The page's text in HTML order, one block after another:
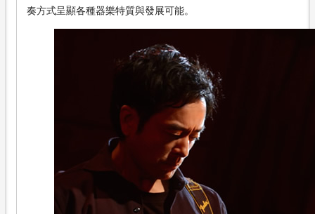
奏方式呈顯各種器樂特質與發展可能。